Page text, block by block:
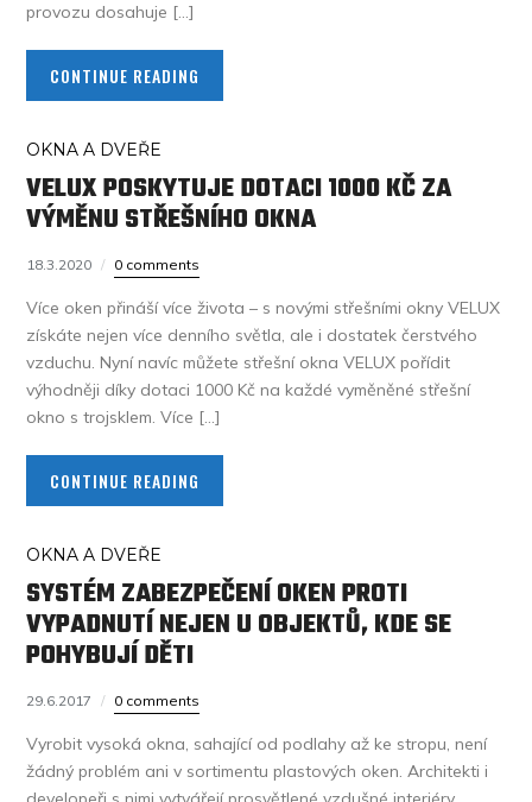
provozu dosahuje […]
CONTINUE READING
OKNA A DVEŘE
VELUX POSKYTUJE DOTACI 1000 KČ ZA
VÝMĚNU STŘEŠNÍHO OKNA
18.3.2020 0 comments
Více oken přináší více života – s novými střešními okny VELUX
získáte nejen více denního světla, ale i dostatek čerstvého
vzduchu. Nyní navíc můžete střešní okna VELUX pořídit
výhodněji díky dotaci 1000 Kč na každé vyměněné střešní
okno s trojsklem. Více […]
CONTINUE READING
OKNA A DVEŘE
SYSTÉM ZABEZPEČENÍ OKEN PROTI
VYPADNUTÍ NEJEN U OBJEKTŮ, KDE SE
POHYBUJÍ DĚTI
29.6.2017 0 comments
Vyrobit vysoká okna, sahající od podlahy až ke stropu, není
žádný problém ani v sortimentu plastových oken. Architekti i